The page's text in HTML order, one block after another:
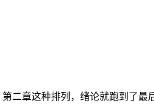
二章这种排列，绪论就跑到了最